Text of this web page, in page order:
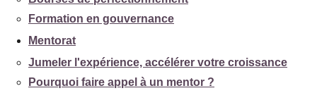
Formation en gouvernance
Mentorat
Jumeler l'expérience, accélérer votre croissance
Pourquoi faire appel à un mentor ?